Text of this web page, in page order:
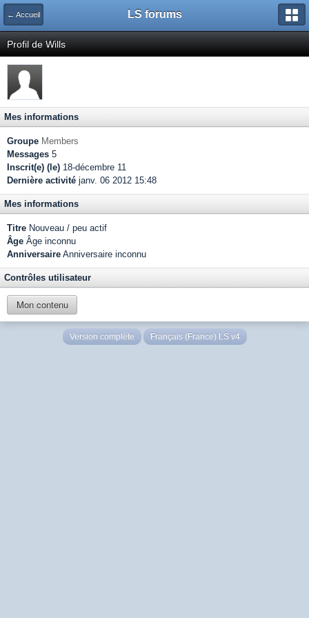
← Accueil LS forums
Profil de Wills
Mes informations
Groupe Members
Messages 5
Inscrit(e) (le) 18-décembre 11
Dernière activité janv. 06 2012 15:48
Mes informations
Titre Nouveau / peu actif
Âge Âge inconnu
Anniversaire Anniversaire inconnu
Contrôles utilisateur
Mon contenu
Version complète Français (France) LS v4